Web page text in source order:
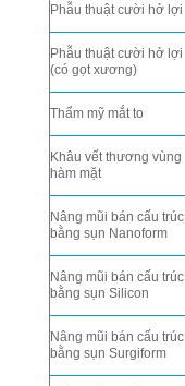
Phẫu thuật cười hở lợi
Phẫu thuật cười hở lợi
(có gọt xương)
Thẩm mỹ mắt to
Khâu vết thương vùng
hàm mặt
Nâng mũi bán cấu trúc
bằng sụn Nanoform
Nâng mũi bán cấu trúc
bằng sụn Silicon
Nâng mũi bán cấu trúc
bằng sụn Surgiform